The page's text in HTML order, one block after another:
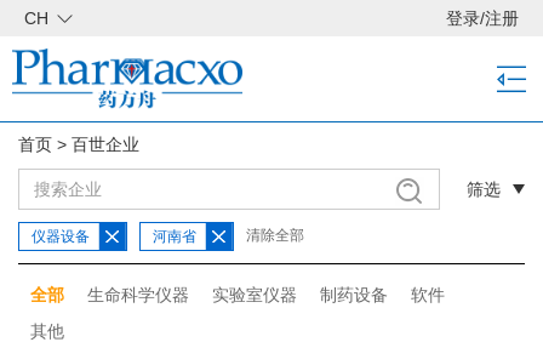
CH 登录/注册
首页 > 百世企业
筛选
仪器设备 河南省 清除全部
全部 生命科学仪器 实验室仪器 制药设备
软件
其他